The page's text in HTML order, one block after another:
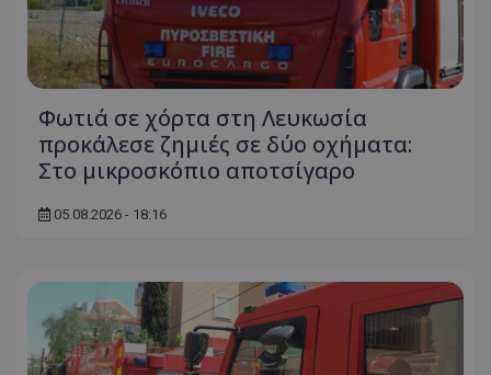
Φωτιά σε χόρτα στη Λευκωσία
προκάλεσε ζημιές σε δύο οχήματα:
Στο μικροσκόπιο αποτσίγαρο
05.08.2026 - 18:16